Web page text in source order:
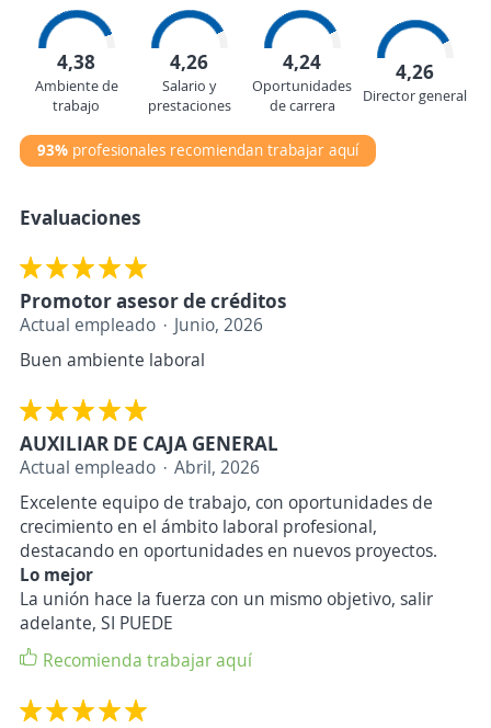
4,38
Ambiente de
trabajo
4,26
Salario y
prestaciones
4,24
Oportunidades
de carrera
4,26
Director general
93% profesionales recomiendan trabajar aquí
Evaluaciones
Promotor asesor de créditos
Actual empleado
Junio, 2026
Buen ambiente laboral
AUXILIAR DE CAJA GENERAL
Actual empleado
Abril, 2026
Excelente equipo de trabajo, con oportunidades de
crecimiento en el ámbito laboral profesional,
destacando en oportunidades en nuevos proyectos.
Lo mejor
La unión hace la fuerza con un mismo objetivo, salir
adelante, SI PUEDE
Recomienda trabajar aquí